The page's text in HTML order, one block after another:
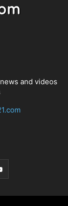
and videos